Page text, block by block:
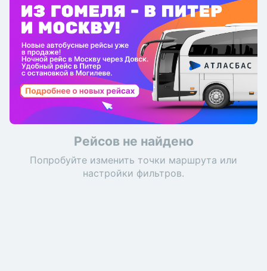
Рейсов не найдено
Попробуйте изменить точки маршрута или
настройки фильтров.